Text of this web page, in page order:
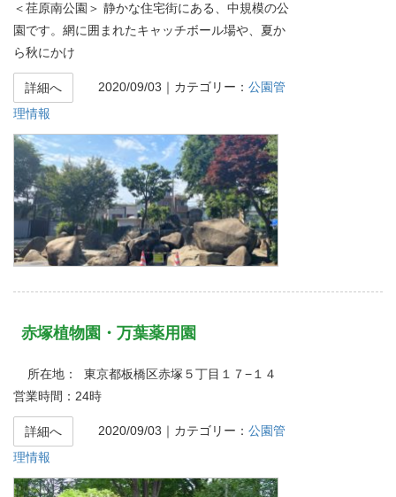
＜荏原南公園＞ 静かな住宅街にある、中規模の公
園です。網に囲まれたキャッチボール場や、夏か
ら秋にかけ
詳細へ 2020/09/03 ｜カテゴリー： 公園管
理情報
赤塚植物園・万葉薬用園
所在地： 東京都板橋区赤塚５丁目１７−１４
営業時間：24時
詳細へ 2020/09/03 ｜カテゴリー： 公園管
理情報